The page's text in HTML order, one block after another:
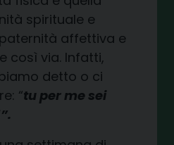
spirituale e
affettiva e
così via. Infatti,
detto o ci
“tu per me sei